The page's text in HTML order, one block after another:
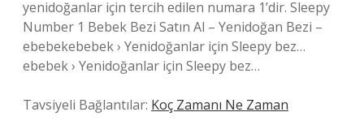
yenidoğanlar için tercih edilen numara 1’dir. Sleepy
Number 1 Bebek Bezi Satın Al – Yenidoğan Bezi –
ebebekebebek › Yenidoğanlar için Sleepy bez…
ebebek › Yenidoğanlar için Sleepy bez…
Tavsiyeli Bağlantılar: Koç Zamanı Ne Zaman